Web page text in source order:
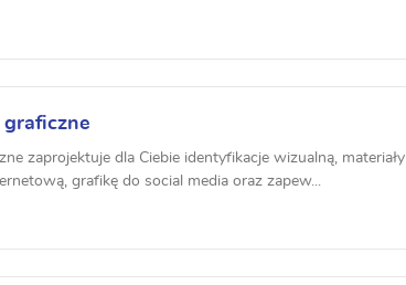
zaprojektuje dla Ciebie identyfikacje wizualną, materiały
grafikę do social media oraz zapew...